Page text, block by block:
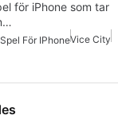
för iPhone som tar
För IPhoneVice City